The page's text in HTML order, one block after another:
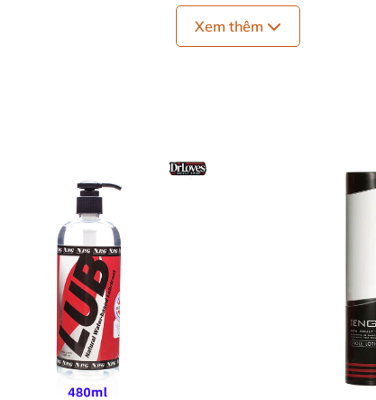
của Gel LELO Personal Moisturizer còn có
Xem thêm